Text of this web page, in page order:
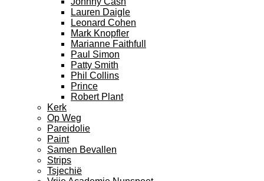
Lauren Daigle
Leonard Cohen
Mark Knopfler
Marianne Faithfull
Paul Simon
Patty Smith
Phil Collins
Prince
Robert Plant
Kerk
Op Weg
Pareidolie
Paint
Samen Bevallen
Strips
Tsjechië